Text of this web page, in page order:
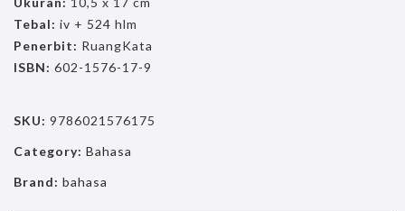
Tebal: iv + 524 hlm
Penerbit: RuangKata
ISBN: 602-1576-17-9
SKU: 9786021576175
Category: Bahasa
Brand: bahasa